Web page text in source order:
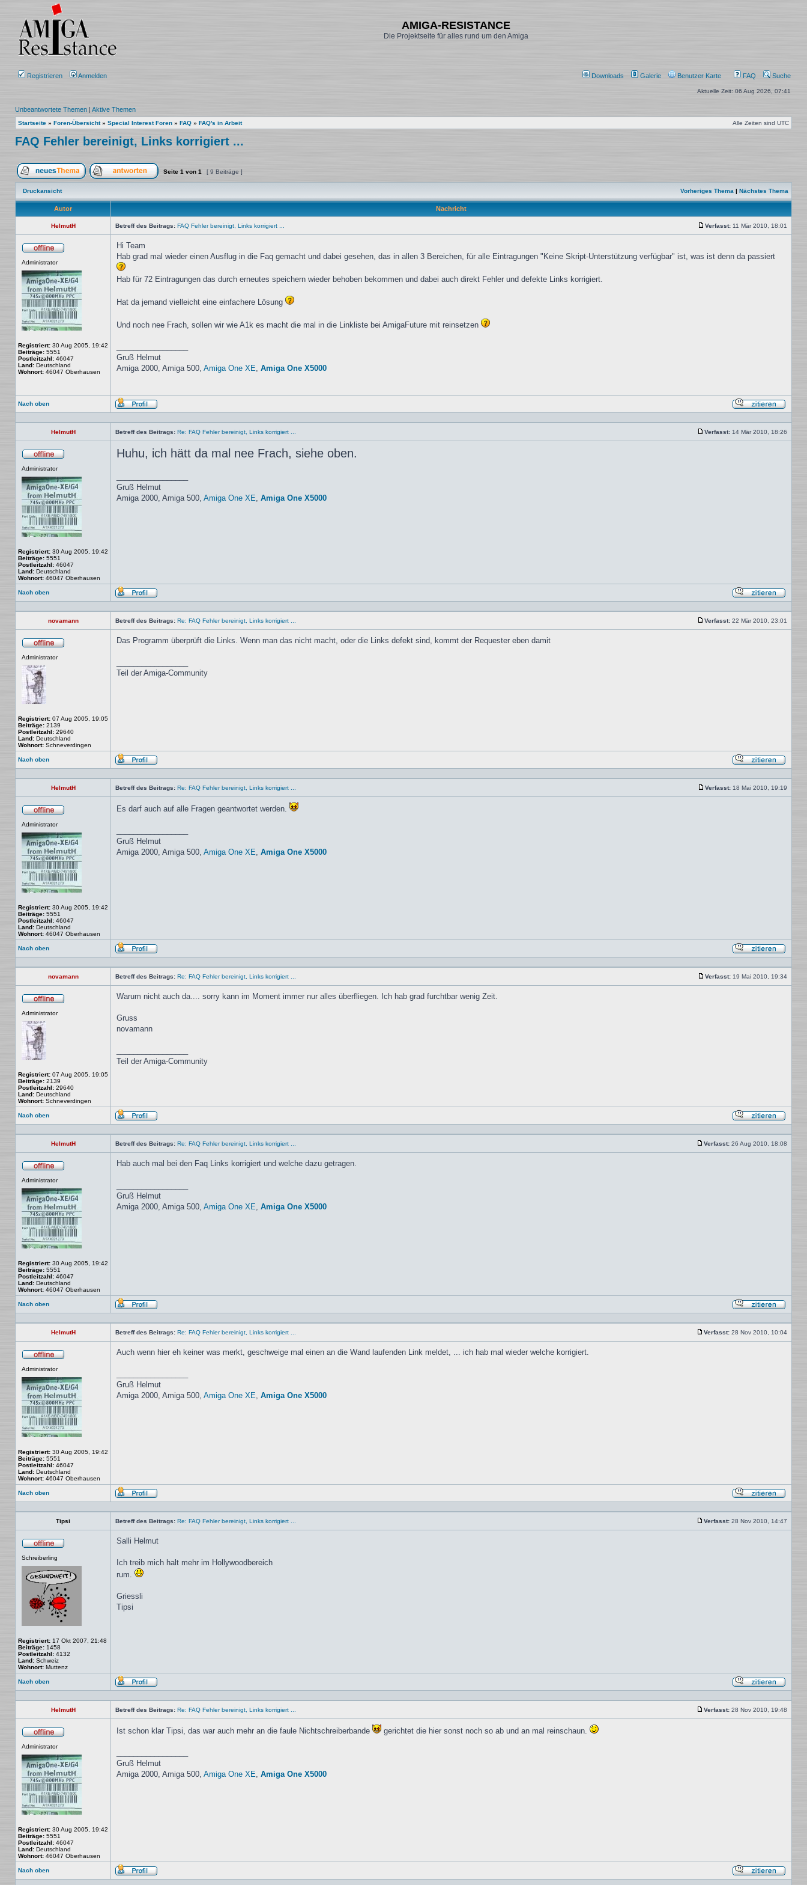
AMIGA-RESISTANCE
Die Projektseite für alles rund um den Amiga
Registrieren Anmelden Downloads Galerie Benutzer Karte FAQ Suche
Aktuelle Zeit: 06 Aug 2026, 07:41
Unbeantwortete Themen | Aktive Themen
Startseite » Foren-Übersicht» Special Interest Foren » FAQ » FAQ's in Arbeit Alle Zeiten sind UTC
FAQ Fehler bereinigt, Links korrigiert ...
Ein neues Thema erstellenAuf das Thema antworten
Seite 1 von 1 [ 9 Beiträge ]
Druckansicht Vorheriges Thema | Nächstes Thema
Autor Nachricht
HelmutH Betreff des Beitrags: FAQ Fehler bereinigt, Links korrigiert ...
Verfasst: 11 Mär 2010, 18:01
Administrator
Registriert: 30 Aug 2005, 19:42
Beiträge: 5551
Postleitzahl: 46047
Land: Deutschland
Wohnort: 46047 Oberhausen
Hi Team
Hab grad mal wieder einen Ausflug in die Faq gemacht und dabei gesehen, das in allen 3 Bereichen, für alle Eintragungen "Keine Skript-Unterstützung verfügbar" ist, was ist denn da passiert
Hab für 72 Eintragungen das durch erneutes speichern wieder behoben bekommen und dabei auch direkt Fehler und defekte Links korrigiert.
Hat da jemand vielleicht eine einfachere Lösung
Und noch nee Frach, sollen wir wie A1k es macht die mal in die Linkliste bei AmigaFuture mit reinsetzen
Gruß Helmut
Amiga 2000, Amiga 500, Amiga One XE, Amiga One X5000
Nach oben
Profil
Mit
HelmutH
Betreff des Beitrags: Re: FAQ Fehler bereinigt, Links korrigiert ...
Verfasst: 14 Mär 2010, 18:26
Administrator
Registriert: 30 Aug 2005, 19:42
Beiträge: 5551
Postleitzahl: 46047
Land: Deutschland
Wohnort: 46047 Oberhausen
Huhu, ich hätt da mal nee Frach, siehe oben.
Gruß Helmut
Amiga 2000, Amiga 500, Amiga One XE, Amiga One X5000
Nach oben
Profil
Mit
novamann
Betreff des Beitrags: Re: FAQ Fehler bereinigt, Links korrigiert ...
Verfasst: 22 Mär 2010, 23:01
Administrator
Registriert: 07 Aug 2005, 19:05
Beiträge: 2139
Postleitzahl: 29640
Land: Deutschland
Wohnort: Schneverdingen
Das Programm überprüft die Links. Wenn man das nicht macht, oder die Links defekt sind, kommt der Requester eben damit
Teil der Amiga-Community
Nach oben
Profil
Mit
HelmutH
Betreff des Beitrags: Re: FAQ Fehler bereinigt, Links korrigiert ...
Verfasst: 18 Mai 2010, 19:19
Administrator
Registriert: 30 Aug 2005, 19:42
Beiträge: 5551
Postleitzahl: 46047
Land: Deutschland
Wohnort: 46047 Oberhausen
Es darf auch auf alle Fragen geantwortet werden.
Gruß Helmut
Amiga 2000, Amiga 500, Amiga One XE, Amiga One X5000
Nach oben
Profil
Mit
novamann
Betreff des Beitrags: Re: FAQ Fehler bereinigt, Links korrigiert ...
Verfasst: 19 Mai 2010, 19:34
Administrator
Registriert: 07 Aug 2005, 19:05
Beiträge: 2139
Postleitzahl: 29640
Land: Deutschland
Wohnort: Schneverdingen
Warum nicht auch da.... sorry kann im Moment immer nur alles überfliegen. Ich hab grad furchtbar wenig Zeit.
Gruss
novamann
Teil der Amiga-Community
Nach oben
Profil
Mit
HelmutH
Betreff des Beitrags: Re: FAQ Fehler bereinigt, Links korrigiert ...
Verfasst: 26 Aug 2010, 18:08
Administrator
Registriert: 30 Aug 2005, 19:42
Beiträge: 5551
Postleitzahl: 46047
Land: Deutschland
Wohnort: 46047 Oberhausen
Hab auch mal bei den Faq Links korrigiert und welche dazu getragen.
Gruß Helmut
Amiga 2000, Amiga 500, Amiga One XE, Amiga One X5000
Nach oben
Profil
Mit
HelmutH
Betreff des Beitrags: Re: FAQ Fehler bereinigt, Links korrigiert ...
Verfasst: 28 Nov 2010, 10:04
Administrator
Registriert: 30 Aug 2005, 19:42
Beiträge: 5551
Postleitzahl: 46047
Land: Deutschland
Wohnort: 46047 Oberhausen
Auch wenn hier eh keiner was merkt, geschweige mal einen an die Wand laufenden Link meldet, ... ich hab mal wieder welche korrigiert.
Gruß Helmut
Amiga 2000, Amiga 500, Amiga One XE, Amiga One X5000
Nach oben
Profil
Mit
Tipsi
Betreff des Beitrags: Re: FAQ Fehler bereinigt, Links korrigiert ...
Verfasst: 28 Nov 2010, 14:47
Schreiberling
Registriert: 17 Okt 2007, 21:48
Beiträge: 1458
Postleitzahl: 4132
Land: Schweiz
Wohnort: Muttenz
Salli Helmut
Ich treib mich halt mehr im Hollywoodbereich
rum.
Griessli
Tipsi
Nach oben
Profil
Mit
HelmutH
Betreff des Beitrags: Re: FAQ Fehler bereinigt, Links korrigiert ...
Verfasst: 28 Nov 2010, 19:48
Administrator
Registriert: 30 Aug 2005, 19:42
Beiträge: 5551
Postleitzahl: 46047
Land: Deutschland
Wohnort: 46047 Oberhausen
Ist schon klar Tipsi, das war auch mehr an die faule Nichtschreiberbande gerichtet die hier sonst noch so ab und an mal reinschaun.
Gruß Helmut
Amiga 2000, Amiga 500, Amiga One XE, Amiga One X5000
Nach oben
Profil
Mit